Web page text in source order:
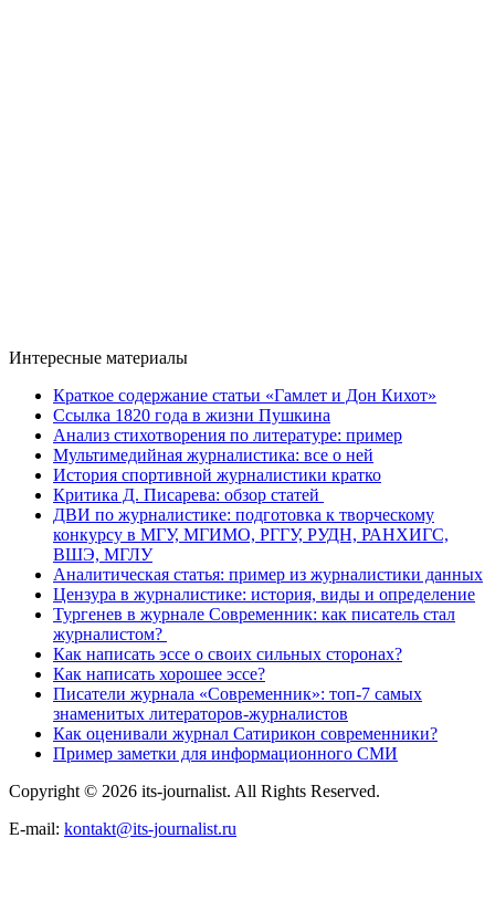
Интересные материалы
Краткое содержание статьи «Гамлет и Дон Кихот»
Ссылка 1820 года в жизни Пушкина
Анализ стихотворения по литературе: пример
Мультимедийная журналистика: все о ней
История спортивной журналистики кратко
Критика Д. Писарева: обзор статей
ДВИ по журналистике: подготовка к творческому
конкурсу в МГУ, МГИМО, РГГУ, РУДН, РАНХИГС,
ВШЭ, МГЛУ
Аналитическая статья: пример из журналистики данных
Цензура в журналистике: история, виды и определение
Тургенев в журнале Современник: как писатель стал
журналистом?
Как написать эссе о своих сильных сторонах?
Как написать хорошее эссе?
Писатели журнала «Современник»: топ-7 самых
знаменитых литераторов-журналистов
Как оценивали журнал Сатирикон современники?
Пример заметки для информационного СМИ
Copyright © 2026 its-journalist. All Rights Reserved.
E-mail: kontakt@its-journalist.ru